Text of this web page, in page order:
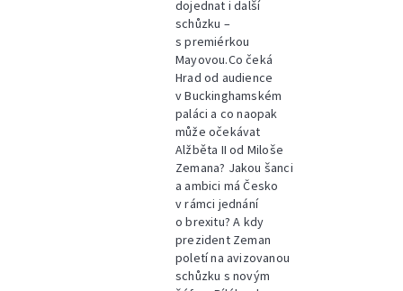
dojednat i další
schůzku –
s premiérkou
Mayovou.Co čeká
Hrad od audience
v Buckinghamském
paláci a co naopak
může očekávat
Alžběta II od Miloše
Zemana? Jakou šanci
a ambici má Česko
v rámci jednání
o brexitu? A kdy
prezident Zeman
poletí na avizovanou
schůzku s novým